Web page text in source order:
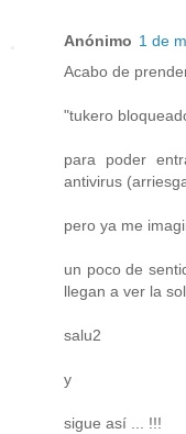
Anónimo 1 de
Acabo de
"tukero
para poder
antivirus
pero ya me
un poco de
llegan a ver la
salu2
y
sigue así ... !!!